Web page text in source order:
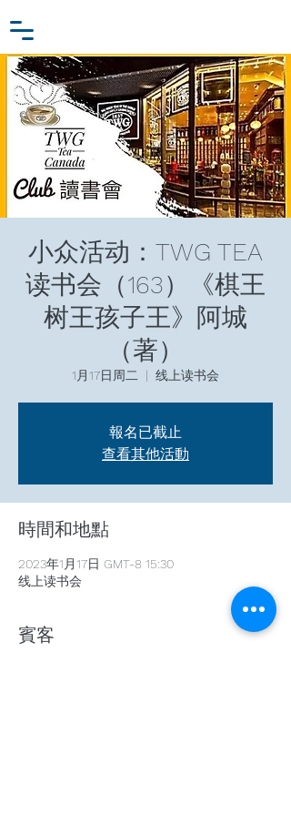
小众活动：TWG TEA
读书会（163）《棋王
树王孩子王》阿城
（著）
1月17日周二
  |
线上读书会
報名已截止
查看其他活動
時間和地點
2023年1月17日 GMT-8 15:30
线上读书会
賓客